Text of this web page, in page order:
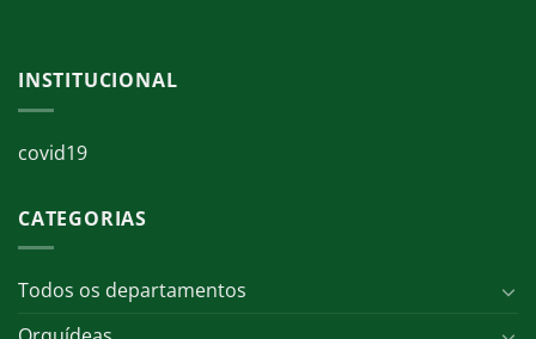
INSTITUCIONAL
covid19
CATEGORIAS
Todos os departamentos